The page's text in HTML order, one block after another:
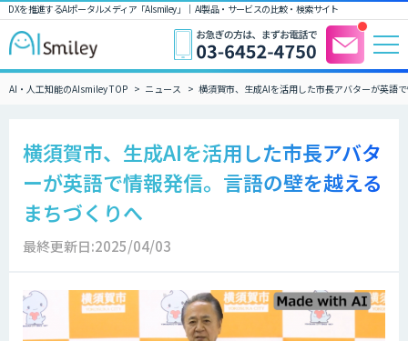
DXを推進するAIポータルメディア「AIsmiley」｜ AI製品・サービスの比較・検索サイト
AI・人工知能のAIsmiley TOP ニュース 横須賀市、生成AIを活用した市長アバターが英語
横須賀市、生成AIを活用した市長アバタ
ーが英語で情報発信。言語の壁を越える
まちづくりへ
最終更新日:2025/04/03